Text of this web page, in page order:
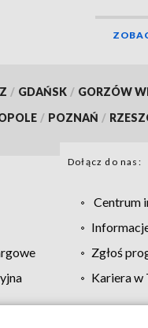
/ GDAŃSK / GORZÓW
/ POZNAŃ /
Dołącz do nas:
Centrum
Zgłoś
Kariera w